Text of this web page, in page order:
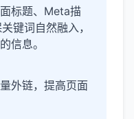
标题、Meta描
键词自然融入，
信息。
外链，提高页面